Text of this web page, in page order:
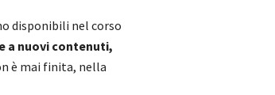
disponibili nel corso
a nuovi contenuti,
è mai finita, nella